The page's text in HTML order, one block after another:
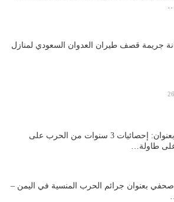
جريمة قصف طيران العدوان السعودي لمنازل
فعالية بعنوان: إحصائيات 3 سنوات من الحرب على
طاولة…
بعنوان جرائم الحرب المنسية في اليمن –